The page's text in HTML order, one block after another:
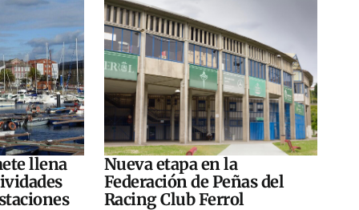
llena
Nueva etapa en la
Federación de Peñas del
Racing Club Ferrol